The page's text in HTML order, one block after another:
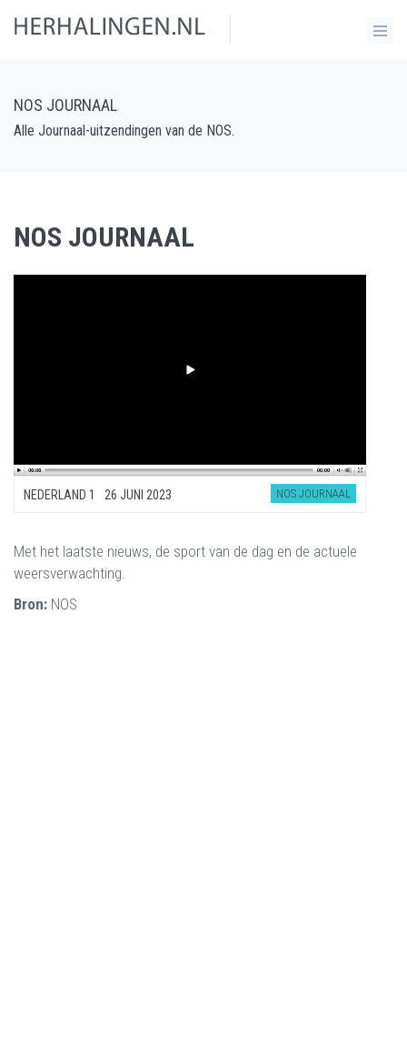
NOS JOURNAAL
Alle Journaal-uitzendingen van de NOS.
NOS JOURNAAL
NEDERLAND 1 26 JUNI 2023 NOS JOURNAAL
Met het laatste nieuws, de sport van de dag en de actuele
weersverwachting.
Bron: NOS